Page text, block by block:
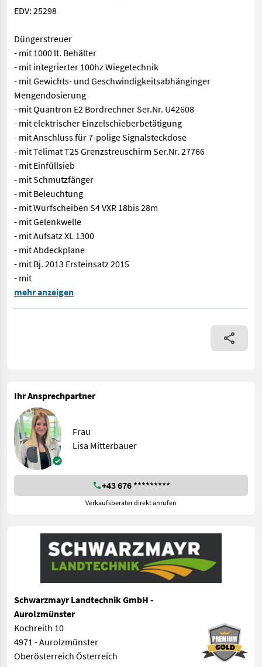
EDV: 25298
Düngerstreuer
- mit 1000 lt. Behälter
- mit integrierter 100hz Wiegetechnik
- mit Gewichts- und Geschwindigkeitsabhänginger
Mengendosierung
- mit Quantron E2 Bordrechner Ser.Nr. U42608
- mit elektrischer Einzelschieberbetätigung
- mit Anschluss für 7-polige Signalsteckdose
- mit Telimat T25 Grenzstreuschirm Ser.Nr. 27766
- mit Einfüllsieb
- mit Schmutzfänger
- mit Beleuchtung
- mit Wurfscheiben S4 VXR 18bis 28m
- mit Gelenkwelle
- mit Aufsatz XL 1300
- mit Abdeckplane
- mit Bj. 2013 Ersteinsatz 2015
- mit
EDV: 25298 Düngerstreuer - mit 1000 lt. Behälter - mit
mehr anzeigen
Ihr Ansprechpartner
Frau
Lisa Mitterbauer
+43 676 *********
Verkaufsberater direkt anrufen
Schwarzmayr Landtechnik GmbH -
Aurolzmünster
Kochreith 10
4971 - Aurolzmünster
Oberösterreich Österreich